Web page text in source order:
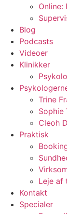
Online:
Blog
Podcasts
Videoer
Klinikker
Trine
Sophie
Cleoh
Praktisk
Leje af
Kontakt
Specialer